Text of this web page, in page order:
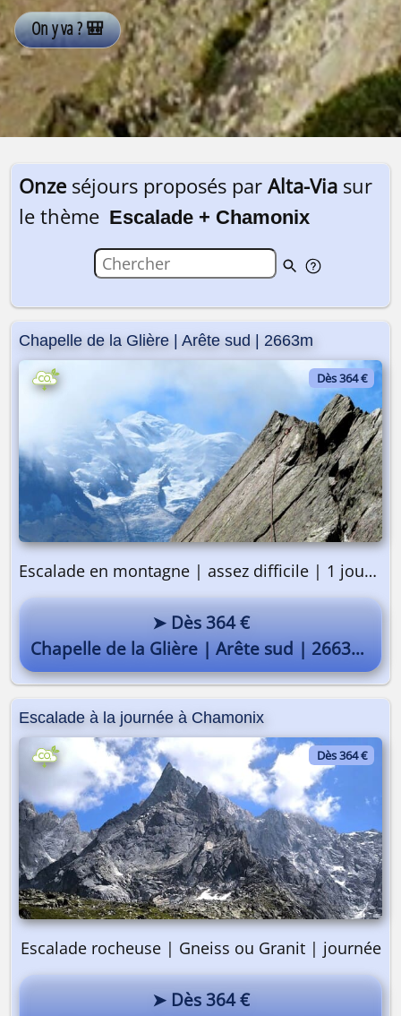
Onze séjours proposés par Alta-Via sur
le thème Escalade + Chamonix
Chapelle de la Glière | Arête sud | 2663m
Dès 364 €
Escalade en montagne | assez difficile | 1 journée
➤ Dès 364 €
Chapelle de la Glière | Arête sud | 2663m
Escalade à la journée à Chamonix
Dès 364 €
Escalade rocheuse | Gneiss ou Granit | journée
➤ Dès 364 €